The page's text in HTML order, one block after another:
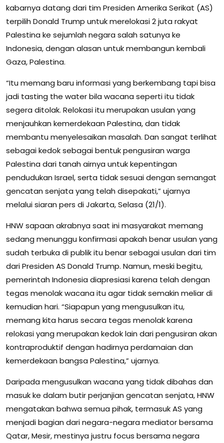
kabarnya datang dari tim Presiden Amerika Serikat (AS)
terpilih Donald Trump untuk merelokasi 2 juta rakyat
Palestina ke sejumlah negara salah satunya ke
Indonesia, dengan alasan untuk membangun kembali
Gaza, Palestina.
“Itu memang baru informasi yang berkembang tapi bisa
jadi tasting the water bila wacana seperti itu tidak
segera ditolak. Relokasi itu merupakan usulan yang
menjauhkan kemerdekaan Palestina, dan tidak
membantu menyelesaikan masalah. Dan sangat terlihat
sebagai kedok sebagai bentuk pengusiran warga
Palestina dari tanah airnya untuk kepentingan
pendudukan Israel, serta tidak sesuai dengan semangat
gencatan senjata yang telah disepakati,” ujarnya
melalui siaran pers di Jakarta, Selasa (21/1).
HNW sapaan akrabnya saat ini masyarakat memang
sedang menunggu konfirmasi apakah benar usulan yang
sudah terbuka di publik itu benar sebagai usulan dari tim
dari Presiden AS Donald Trump. Namun, meski begitu,
pemerintah Indonesia diapresiasi karena telah dengan
tegas menolak wacana itu agar tidak semakin meliar di
kemudian hari. “Siapapun yang mengusulkan itu,
memang kita harus secara tegas menolak karena
relokasi yang merupakan kedok lain dari pengusiran akan
kontraproduktif dengan hadirnya perdamaian dan
kemerdekaan bangsa Palestina,” ujarnya.
Daripada mengusulkan wacana yang tidak dibahas dan
masuk ke dalam butir perjanjian gencatan senjata, HNW
mengatakan bahwa semua pihak, termasuk AS yang
menjadi bagian dari negara-negara mediator bersama
Qatar, Mesir, mestinya justru focus bersama negara